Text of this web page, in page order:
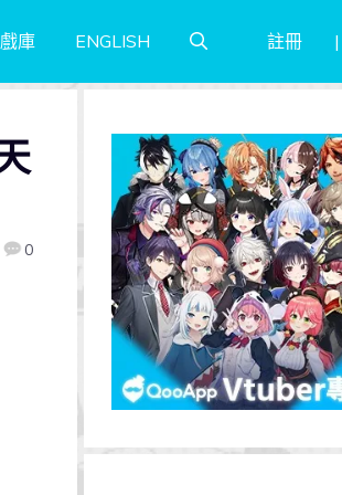
庫 ENGLISH 註冊
0